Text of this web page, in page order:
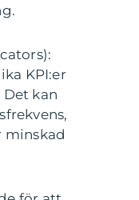
KPI:er
kan